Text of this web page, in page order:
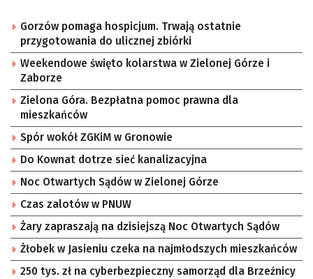
Gorzów pomaga hospicjum. Trwają ostatnie
przygotowania do ulicznej zbiórki
Weekendowe święto kolarstwa w Zielonej Górze i
Zaborze
Zielona Góra. Bezpłatna pomoc prawna dla
mieszkańców
Spór wokół ZGKiM w Gronowie
Do Kownat dotrze sieć kanalizacyjna
Noc Otwartych Sądów w Zielonej Górze
Czas zalotów w PNUW
Żary zapraszają na dzisiejszą Noc Otwartych Sądów
Żłobek w Jasieniu czeka na najmłodszych mieszkańców
250 tys. zł na cyberbezpieczny samorząd dla Brzeźnicy